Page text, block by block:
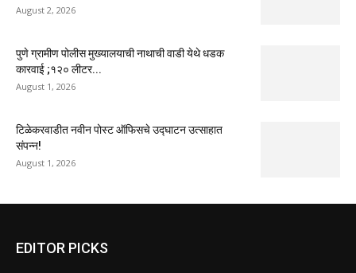
August 2, 2026
पुणे ग्रामीण पोलीस मुख्यालयाची नाथाची वाडी येथे धडक
कारवाई ;१२० लीटर...
August 1, 2026
टिळेकरवाडीत नवीन पोस्ट ऑफिसचे उद्घाटन उत्साहात
संपन्न!
August 1, 2026
EDITOR PICKS